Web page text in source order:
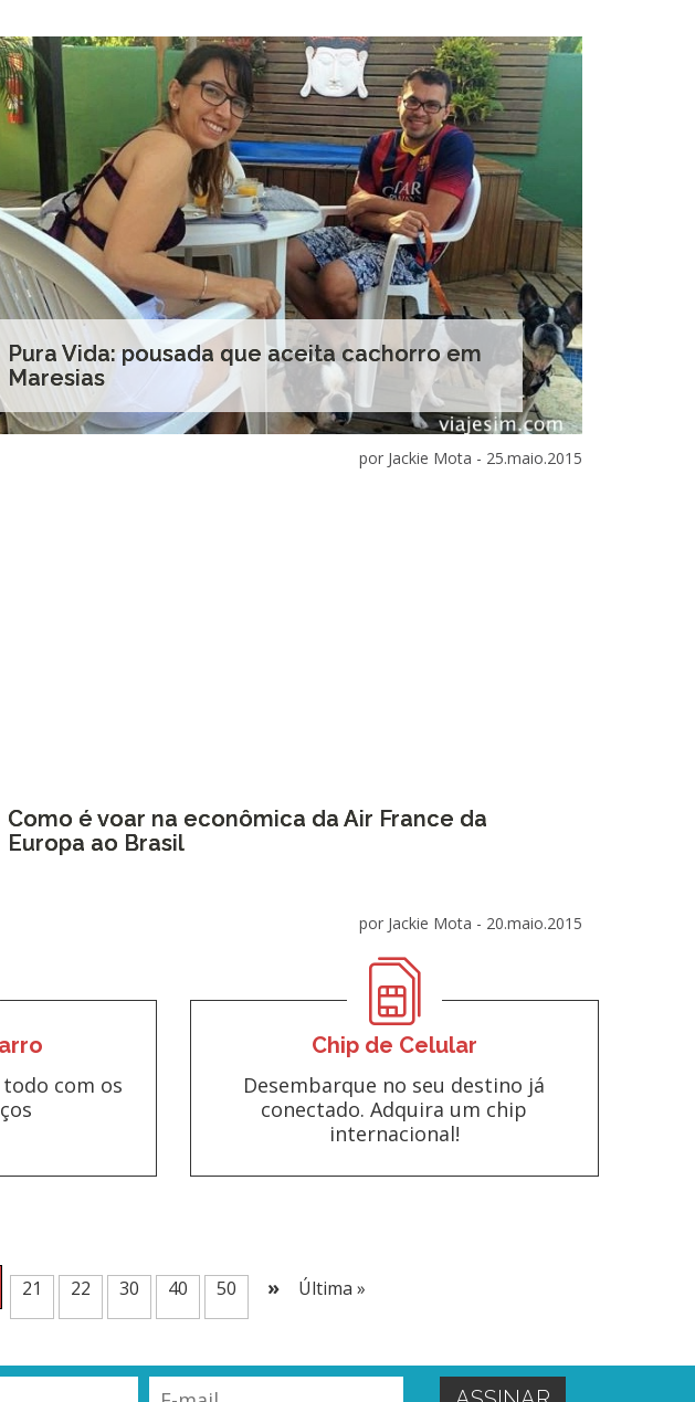
Pura Vida: pousada que aceita cachorro em
Maresias
por Jackie Mota - 25.maio.2015
Como é voar na econômica da Air France da
Europa ao Brasil
por Jackie Mota - 20.maio.2015
com os
Chip de Celular
Desembarque no seu destino já
conectado. Adquira um chip
internacional!
21 22 30 40 50 » Última »